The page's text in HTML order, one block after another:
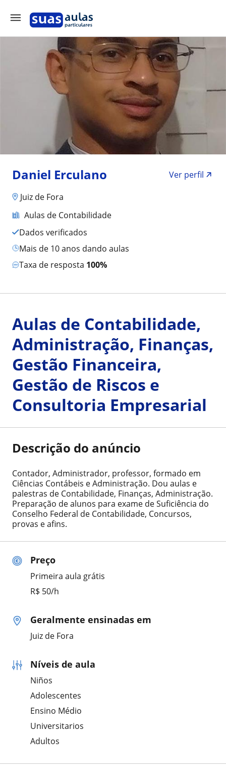
Daniel Erculano
Ver perfil
Juiz de Fora
Aulas de Contabilidade
Dados verificados
mais de 10 anos dando aulas
Taxa de resposta 100%
Preço
Primeira aula grátis
R$ 50/h
Geralmente ensinadas em
Juiz de Fora
Níveis de aula
Niños
Adolescentes
Ensino Médio
Universitarios
Adultos
Aulas de Contabilidade,
Administração, Finanças,
Gestão Financeira,
Gestão de Riscos e
Consultoria Empresarial
Descrição do anúncio
Contador, Administrador, professor, formado em
Ciências Contábeis e Administração. Dou aulas e
palestras de Contabilidade, Finanças, Administração.
Preparação de alunos para exame de Suficiência do
Conselho Federal de Contabilidade, Concursos,
provas e afins.